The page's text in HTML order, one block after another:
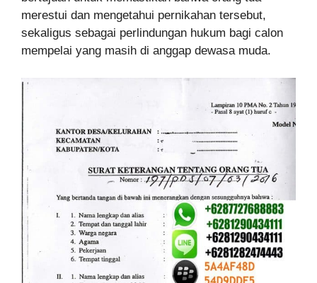
merestui dan mengetahui pernikahan tersebut,
sekaligus sebagai perlindungan hukum bagi calon
mempelai yang masih di anggap dewasa muda.